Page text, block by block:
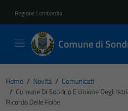
Regione Lombardia
Comune di
Home / Novità / Comunicati
/ Comune Di Sondrio E Unione Degli
Ricordo Delle Foibe